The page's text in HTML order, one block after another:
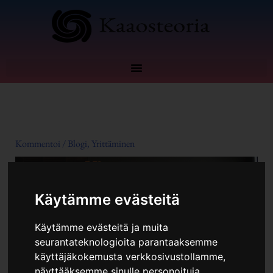
Käytämme evästeitä
Käytämme evästeitä ja muita
seurantateknologioita parantaaksemme
käyttäjäkokemusta verkkosivustollamme,
Kommentoi / Blogi, Yrittäminen